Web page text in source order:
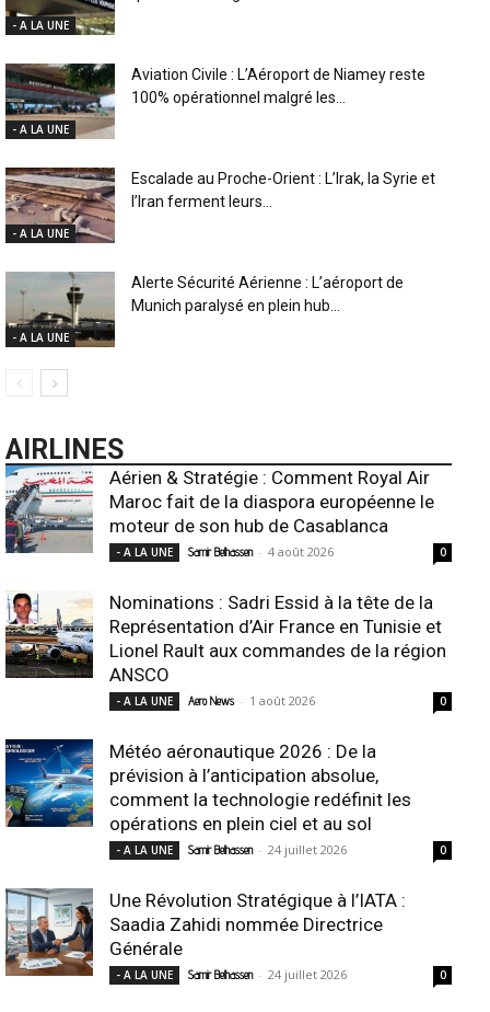
- A LA UNE
- A LA UNE
Aviation Civile : L’Aéroport de Niamey reste
100% opérationnel malgré les...
- A LA UNE
Escalade au Proche-Orient : L’Irak, la Syrie et
l’Iran ferment leurs...
- A LA UNE
Alerte Sécurité Aérienne : L’aéroport de
Munich paralysé en plein hub...
AIRLINES
Aérien & Stratégie : Comment Royal Air
Maroc fait de la diaspora européenne le
moteur de son hub de Casablanca
- A LA UNE Samir Belhassen - 4 août 2026 0
Nominations : Sadri Essid à la tête de la
Représentation d’Air France en Tunisie et
Lionel Rault aux commandes de la région
ANSCO
- A LA UNE Aero News - 1 août 2026 0
Météo aéronautique 2026 : De la
prévision à l’anticipation absolue,
comment la technologie redéfinit les
opérations en plein ciel et au sol
- A LA UNE Samir Belhassen - 24 juillet 2026 0
Une Révolution Stratégique à l’IATA :
Saadia Zahidi nommée Directrice
Générale
- A LA UNE Samir Belhassen - 24 juillet 2026 0